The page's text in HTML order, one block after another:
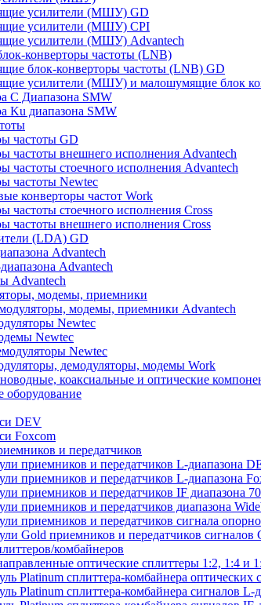
усилители (МШУ) GD
усилители (МШУ) CPI
усилители (МШУ) Advantech
конверторы частоты (LNB)
блок-конверторы частоты (LNB) GD
усилители (МШУ) и малошумящие блок
C Диапазона SMW
Ku диапазона SMW
частоты GD
частоты внешнего исполнения Advantech
частоты стоечного исполнения Advantech
частоты Newtec
конверторы частот Work
частоты стоечного исполнения Cross
частоты внешнего исполнения Cross
(LDA) GD
Advantech
Advantech
Advantech
модемы, приемники
модемы, приемники Advantech
Newtec
Newtec
Newtec
демодуляторы, модемы Work
коаксиальные и оптические
оборудование
DEV
Foxcom
и передатчиков
приемников и передатчиков L-диапазона
приемников и передатчиков L-диапазона
приемников и передатчиков IF диапазона
приемников и передатчиков диапазона
приемников и передатчиков сигнала
Gold приемников и передатчиков сигналов
комбайнеров
оптические сплиттеры 1:2, 1:4 и
Platinum cплиттера-комбайнера оптических
Platinum сплиттера-комбайнера сигналов L-